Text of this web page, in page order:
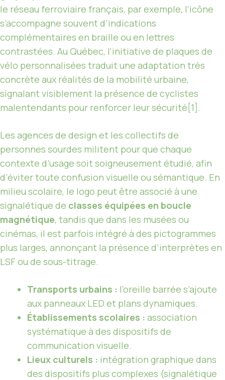
le réseau ferroviaire français, par exemple, l’icône
s’accompagne souvent d’indications
complémentaires en braille ou en lettres
contrastées. Au Québec, l’initiative de plaques de
vélo personnalisées traduit une adaptation très
concrète aux réalités de la mobilité urbaine,
signalant visiblement la présence de cyclistes
malentendants pour renforcer leur sécurité[1].
Les agences de design et les collectifs de
personnes sourdes militent pour que chaque
contexte d’usage soit soigneusement étudié, afin
d’éviter toute confusion visuelle ou sémantique. En
milieu scolaire, le logo peut être associé à une
signalétique de classes équipées en boucle
magnétique, tandis que dans les musées ou
cinémas, il est parfois intégré à des pictogrammes
plus larges, annonçant la présence d’interprètes en
LSF ou de sous-titrage.
Transports urbains : l’oreille barrée s’ajoute
aux panneaux LED et plans dynamiques.
Établissements scolaires : association
systématique à des dispositifs de
communication visuelle.
Lieux culturels : intégration graphique dans
des dispositifs plus complexes (signalétique